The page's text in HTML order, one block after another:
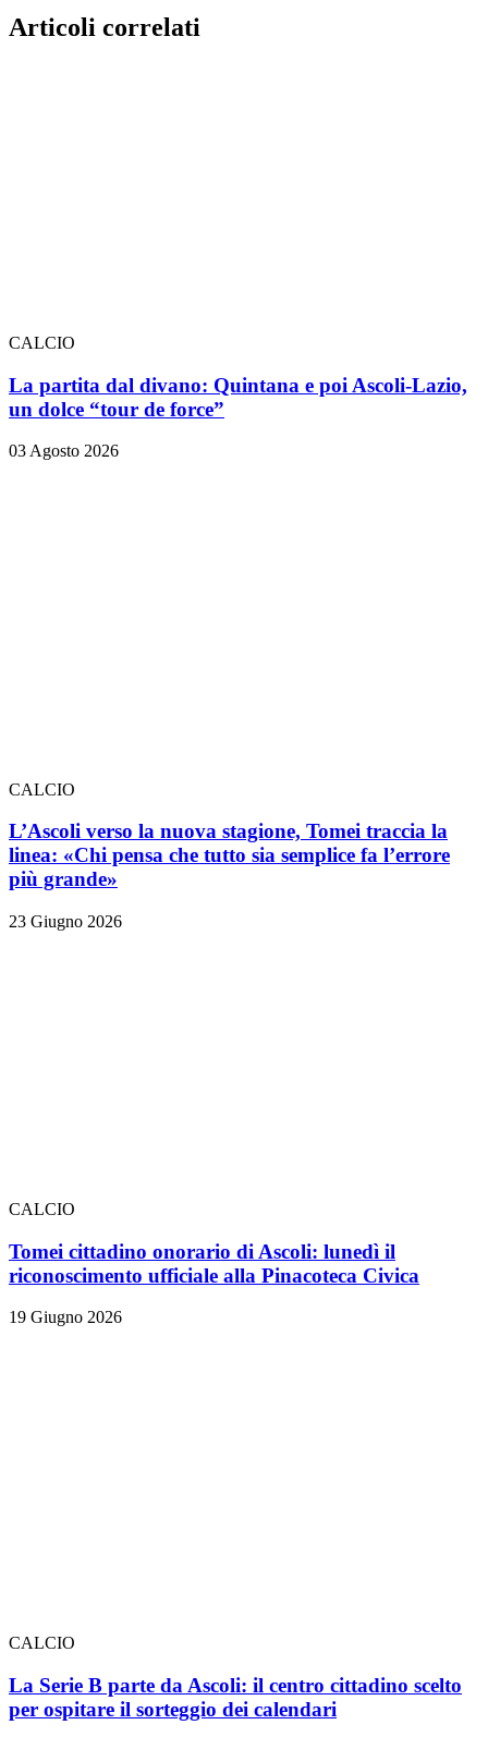
Articoli correlati
CALCIO
La partita dal divano: Quintana e poi Ascoli-Lazio,
un dolce “tour de force”
03 Agosto 2026
CALCIO
L’Ascoli verso la nuova stagione, Tomei traccia la
linea: «Chi pensa che tutto sia semplice fa l’errore
più grande»
23 Giugno 2026
CALCIO
Tomei cittadino onorario di Ascoli: lunedì il
riconoscimento ufficiale alla Pinacoteca Civica
19 Giugno 2026
CALCIO
La Serie B parte da Ascoli: il centro cittadino scelto
per ospitare il sorteggio dei calendari